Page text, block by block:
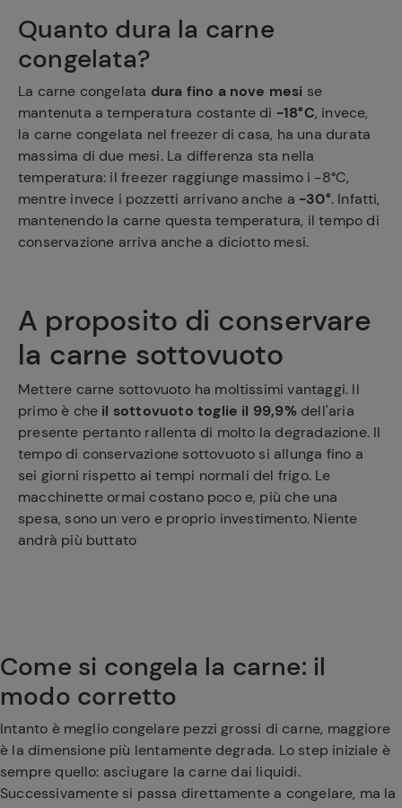
Quanto dura la carne
congelata?
La carne congelata dura fino a nove mesi se
mantenuta a temperatura costante di -18°C, invece,
la carne congelata nel freezer di casa, ha una durata
massima di due mesi. La differenza sta nella
temperatura: il freezer raggiunge massimo i -8°C,
mentre invece i pozzetti arrivano anche a -30°. Infatti,
mantenendo la carne questa temperatura, il tempo di
conservazione arriva anche a diciotto mesi.
A proposito di conservare
la carne sottovuoto
Mettere carne sottovuoto ha moltissimi vantaggi. Il
primo è che il sottovuoto toglie il 99,9% dell'aria
presente pertanto rallenta di molto la degradazione. Il
tempo di conservazione sottovuoto si allunga fino a
sei giorni rispetto ai tempi normali del frigo. Le
macchinette ormai costano poco e, più che una
spesa, sono un vero e proprio investimento. Niente
andrà più buttato
Come si congela la carne: il
modo corretto
Intanto è meglio congelare pezzi grossi di carne, maggiore
è la dimensione più lentamente degrada. Lo step iniziale è
sempre quello: asciugare la carne dai liquidi.
Successivamente si passa direttamente a congelare, ma la